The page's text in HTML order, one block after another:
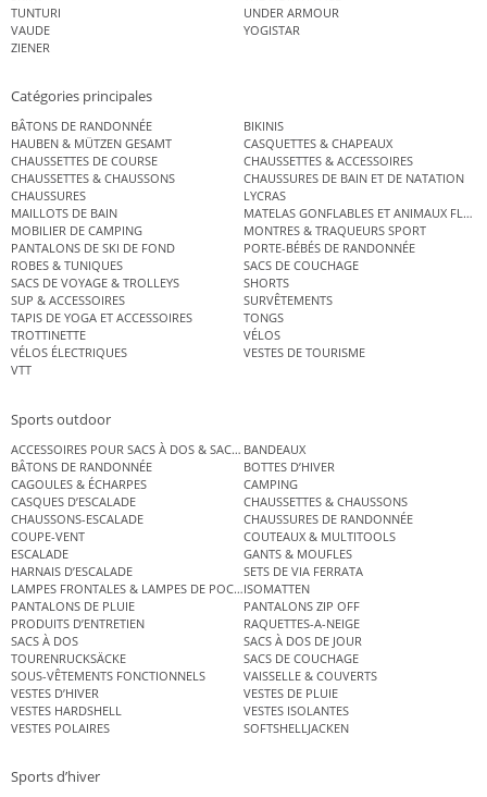
TUNTURI
UNDER ARMOUR
VAUDE
YOGISTAR
ZIENER
Catégories principales
BÂTONS DE RANDONNÉE
BIKINIS
HAUBEN & MÜTZEN GESAMT
CASQUETTES & CHAPEAUX
CHAUSSETTES DE COURSE
CHAUSSETTES & ACCESSOIRES
CHAUSSETTES & CHAUSSONS
CHAUSSURES DE BAIN ET DE NATATION
CHAUSSURES
LYCRAS
MAILLOTS DE BAIN
MATELAS GONFLABLES ET ANIMAUX
MOBILIER DE CAMPING
MONTRES & TRAQUEURS SPORT
PANTALONS DE SKI DE FOND
PORTE-BÉBÉS DE RANDONNÉE
ROBES & TUNIQUES
SACS DE COUCHAGE
SACS DE VOYAGE & TROLLEYS
SHORTS
SUP & ACCESSOIRES
SURVÊTEMENTS
TAPIS DE YOGA ET ACCESSOIRES
TONGS
TROTTINETTE
VÉLOS
VÉLOS ÉLECTRIQUES
VESTES DE TOURISME
VTT
Sports outdoor
ACCESSOIRES POUR SACS À DOS & SACS ÉTANCHES
BANDEAUX
BÂTONS DE RANDONNÉE
BOTTES D’HIVER
CAGOULES & ÉCHARPES
CAMPING
CASQUES D’ESCALADE
CHAUSSETTES & CHAUSSONS
CHAUSSONS-ESCALADE
CHAUSSURES DE RANDONNÉE
COUPE-VENT
COUTEAUX & MULTITOOLS
ESCALADE
GANTS & MOUFLES
HARNAIS D’ESCALADE
SETS DE VIA FERRATA
LAMPES FRONTALES & LAMPES DE POCHEISOMATTEN
PANTALONS DE PLUIE
PANTALONS ZIP OFF
PRODUITS D’ENTRETIEN
RAQUETTES-A-NEIGE
SACS À DOS
SACS À DOS DE JOUR
TOURENRUCKSÄCKE
SACS DE COUCHAGE
SOUS-VÊTEMENTS FONCTIONNELS
VAISSELLE & COUVERTS
VESTES D’HIVER
VESTES DE PLUIE
VESTES HARDSHELL
VESTES ISOLANTES
VESTES POLAIRES
SOFTSHELLJACKEN
Sports d’hiver